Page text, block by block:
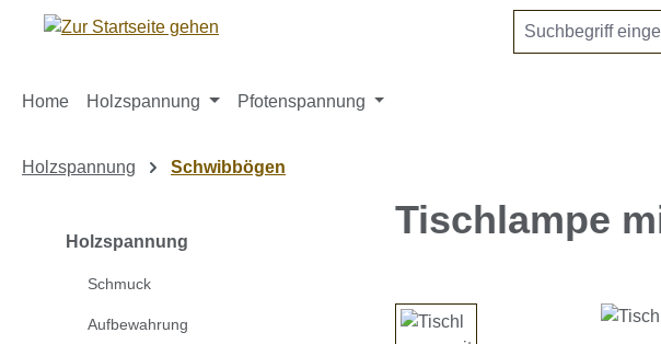
Hauptinhalt springen
Zur Suche springen
Zur Hauptnavigation springen
Home Holzspannung Pfotenspannung
Holzspannung Schwibbögen
Holzspannung
Schmuck
Aufbewahrung
Tischlampe
Bildergalerie überspringen